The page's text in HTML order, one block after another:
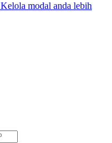
Kelola modal anda lebih